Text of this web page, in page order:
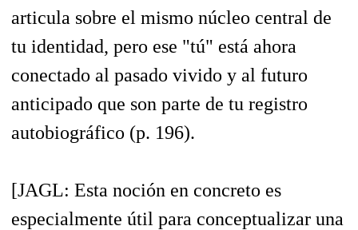
articula sobre el mismo núcleo central de
tu identidad, pero ese "tú" está ahora
conectado al pasado vivido y al futuro
anticipado que son parte de tu registro
autobiográfico (p. 196).
[JAGL: Esta noción en concreto es
especialmente útil para conceptualizar una